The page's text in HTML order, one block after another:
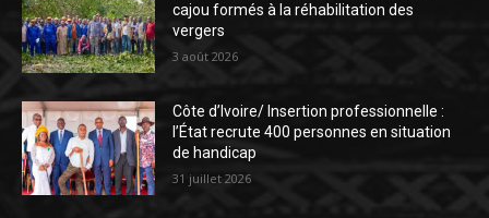
cajou formés à la réhabilitation des
vergers
3 août 2026
Côte d’Ivoire/ Insertion professionnelle :
l’État recrute 400 personnes en situation
de handicap
31 juillet 2026